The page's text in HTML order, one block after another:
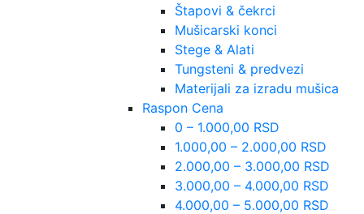
Štapovi & čekrci
Mušicarski konci
Stege & Alati
Tungsteni & predvezi
Materijali za izradu mušica
Raspon Cena
0 – 1.000,00 RSD
1.000,00 – 2.000,00 RSD
2.000,00 – 3.000,00 RSD
3.000,00 – 4.000,00 RSD
4.000,00 – 5.000,00 RSD